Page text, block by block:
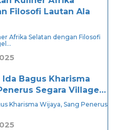
Afrika Selatan dengan Filosofi
Kharisma Wijaya, Sang Penerus